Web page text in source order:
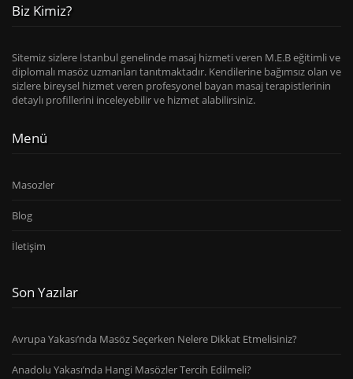
Biz Kimiz?
Sitemiz sizlere İstanbul genelinde masaj hizmeti veren M.E.B eğitimli ve
diplomalı masöz uzmanları tanıtmaktadır. Kendilerine bağımsız olan ve
sizlere bireysel hizmet veren profesyonel bayan masaj terapistlerinin
detaylı profillerini inceleyebilir ve hizmet alabilirsiniz.
Menü
Masozler
Blog
İletişim
Son Yazılar
Avrupa Yakası’nda Masöz Seçerken Nelere Dikkat Etmelisiniz?
Anadolu Yakası’nda Hangi Masözler Tercih Edilmeli?